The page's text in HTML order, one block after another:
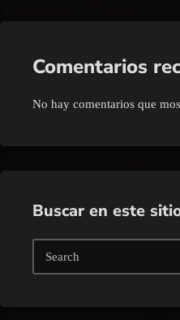
Comentarios
No hay comentarios que
Buscar en este
Search